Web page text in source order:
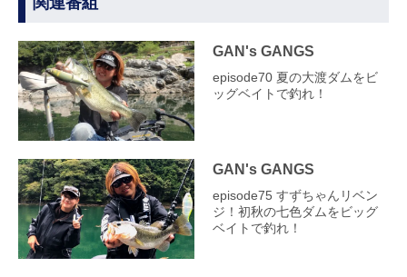
GAN's GANGS
episode70 夏の大渡ダムをビ
ッグベイトで釣れ！
GAN's GANGS
episode75 すずちゃんリベン
ジ！初秋の七色ダムをビッグ
ベイトで釣れ！